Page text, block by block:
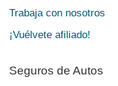
Trabaja con nosotros
¡Vuélvete afiliado!
Seguros de Autos